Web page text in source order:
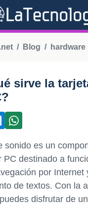
Blog hardware
sirve la
sonido es un
PC destinado a
por Internet
de textos. Con la
disfrutar de